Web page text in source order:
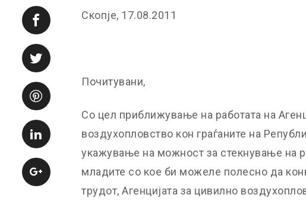
Скопје, 17.08.2011
Почитувани,
Со цел приближување на работата на
воздухопловство кон граѓаните на
укажување на можност за стекнување на
младите со кое би можеле полесно да
трудот, Агенцијата за цивилно